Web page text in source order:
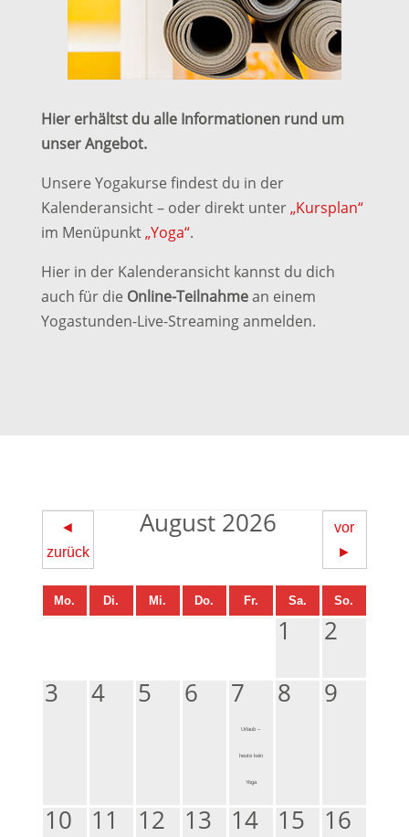
Hier erhältst du alle Informationen rund um
unser Angebot.
Unsere Yogakurse findest du in der
Kalenderansicht – oder direkt unter„Kursplan“
im Menüpunkt„Yoga“.
Hier in der Kalenderansicht kannst du dich
auch für die Online-Teilnahmean einem
Yogastunden-Live-Streaming anmelden.
◄
zurück
August 2026
vor
►
Mo. Di. Mi. Do. Fr. Sa. So.
1
2
3
4 5 6 7
Urlaub –
heute kein
Yoga
8 9
10 11 12 13 14 15 16